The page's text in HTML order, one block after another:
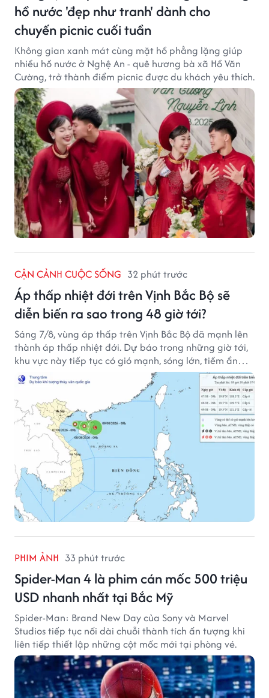
hồ nước 'đẹp như tranh' dành cho
chuyến picnic cuối tuần
Không gian xanh mát cùng mặt hồ phẳng lặng giúp
nhiều hồ nước ở Nghệ An - quê hương bà xã Hồ Văn
Cường, trở thành điểm picnic được du khách yêu thích.
CẬN CẢNH CUỘC SỐNG 32 phút trước
Áp thấp nhiệt đới trên Vịnh Bắc Bộ sẽ
diễn biến ra sao trong 48 giờ tới?
Sáng 7/8, vùng áp thấp trên Vịnh Bắc Bộ đã mạnh lên
thành áp thấp nhiệt đới. Dự báo trong những giờ tới,
khu vực này tiếp tục có gió mạnh, sóng lớn, tiềm ẩn
nhiều nguy cơ đối với hoạt động của tàu thuyền trên
biển.
PHIM ẢNH 33 phút trước
Spider-Man 4 là phim cán mốc 500 triệu
USD nhanh nhất tại Bắc Mỹ
Spider-Man: Brand New Day của Sony và Marvel
Studios tiếp tục nối dài chuỗi thành tích ấn tượng khi
liên tiếp thiết lập những cột mốc mới tại phòng vé.